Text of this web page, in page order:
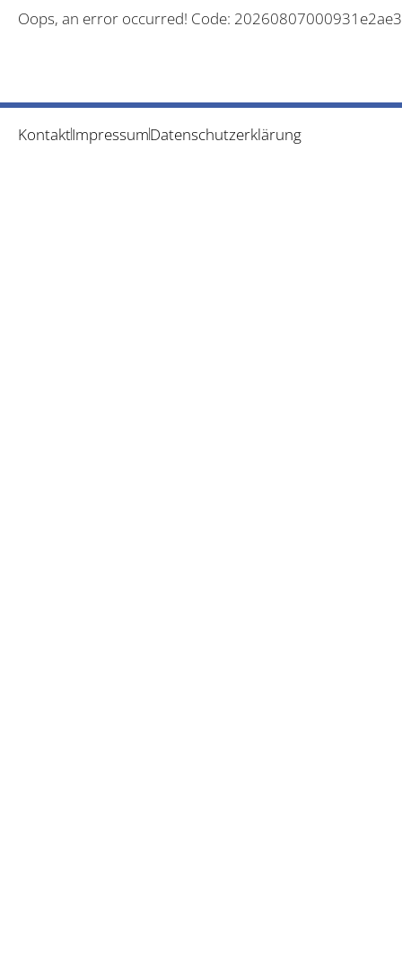
Oops, an error occurred! Code:
KontaktImpressumDatenschutzerklärung